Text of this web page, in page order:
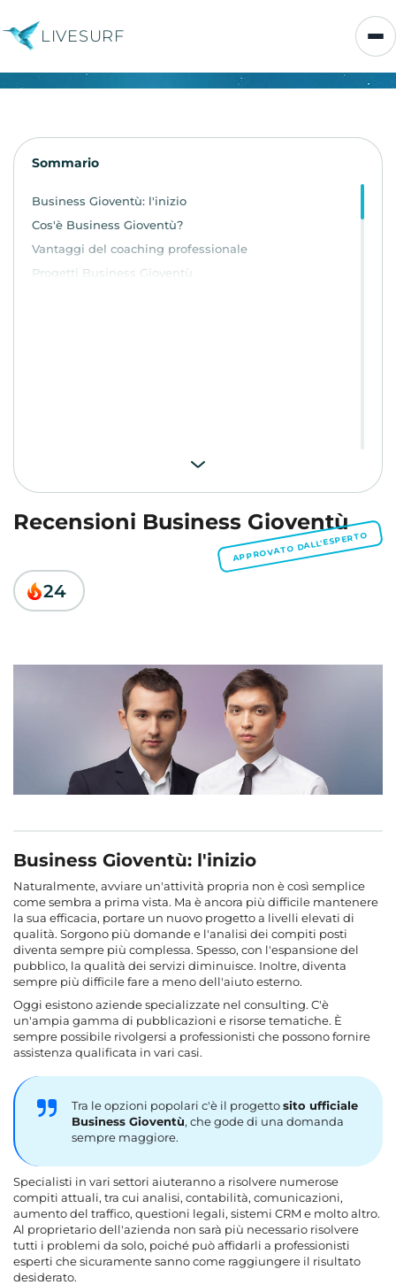
LIVESURF
Sommario
Business Gioventù: l'inizio
Cos'è Business Gioventù?
Vantaggi del coaching professionale
Progetti Business Gioventù
Recensioni Business Gioventù
APPROVATO DALL'ESPERTO
24
Business Gioventù: l'inizio
Naturalmente, avviare un'attività propria non è così semplice
come sembra a prima vista. Ma è ancora più difficile mantenere
la sua efficacia, portare un nuovo progetto a livelli elevati di
qualità. Sorgono più domande e l'analisi dei compiti posti
diventa sempre più complessa. Spesso, con l'espansione del
pubblico, la qualità dei servizi diminuisce. Inoltre, diventa
sempre più difficile fare a meno dell'aiuto esterno.
Oggi esistono aziende specializzate nel consulting. C'è
un'ampia gamma di pubblicazioni e risorse tematiche. È
sempre possibile rivolgersi a professionisti che possono fornire
assistenza qualificata in vari casi.
Tra le opzioni popolari c'è il progettosito ufficiale
Business Gioventù, che gode di una domanda
sempre maggiore.
Specialisti in vari settori aiuteranno a risolvere numerose
compiti attuali, tra cui analisi, contabilità, comunicazioni,
aumento del traffico, questioni legali, sistemi CRM e molto altro.
Al proprietario dell'azienda non sarà più necessario risolvere
tutti i problemi da solo, poiché può affidarli a professionisti
esperti che sicuramente sanno come raggiungere il risultato
desiderato.